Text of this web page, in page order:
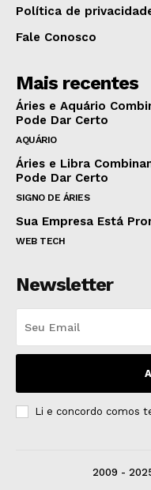
Política de
Fale Conosco
Mais recentes
Áries e Aquário
Pode Dar Certo
AQUÁRIO
Áries e Libra
Pode Dar Certo
SIGNO DE ÁRIES
Sua Empresa Está
WEB TECH
Newsletter
Li e concordo comos
2009 -